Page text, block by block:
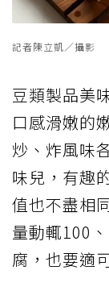
記者陳立凱／攝影
豆類製品美
口感滑嫩的
炒、炸風味
味兒，有趣
值也不盡相
量動輒100
腐，也要適